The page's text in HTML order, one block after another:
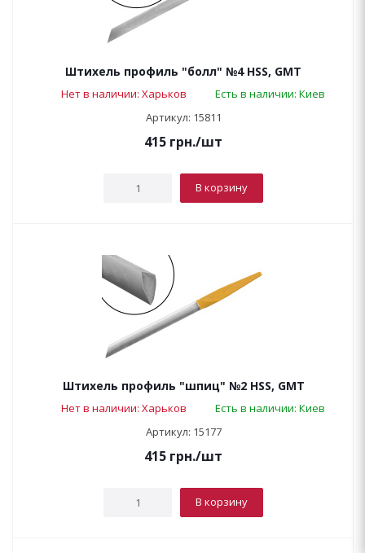
Штихель профиль "болл" №4 HSS, GMT
Нет в наличии: Харьков
Есть в наличии: Киев
Артикул: 15811
415 грн./шт
В корзину
Штихель профиль "шпиц" №2 HSS, GMT
Нет в наличии: Харьков
Есть в наличии: Киев
Артикул: 15177
415 грн./шт
В корзину